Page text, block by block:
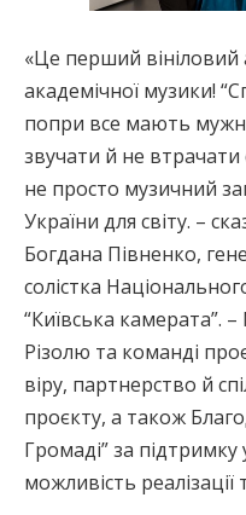
«Це перший вініловий
академічної музики!
попри все мають
звучати й не втрачати
не просто музичний
України для світу. –
Богдана Півненко,
солістка
“Київська камерата”.
Різолю та команді
віру, партнерство й
проєкту, а також
Громаді” за підтримку
можливість